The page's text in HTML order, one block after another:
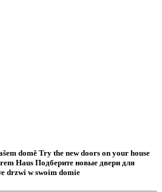
domě Try the new doors on your house
Haus Подберите новые двери для
drzwi w swoim domie